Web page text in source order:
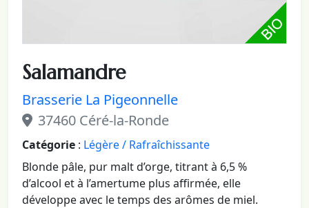
Salamandre
Brasserie La Pigeonnelle
37460 Céré-la-Ronde
Catégorie : Légère / Rafraîchissante
Blonde pâle, pur malt d’orge, titrant à 6,5 %
d’alcool et à l’amertume plus affirmée, elle
développe avec le temps des arômes de miel.